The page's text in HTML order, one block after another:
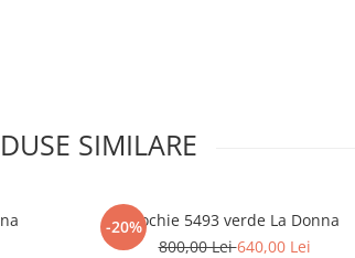
SIMILARE
-20%Rochie 5493 verde La Donna
800,00 Lei640,00 Lei